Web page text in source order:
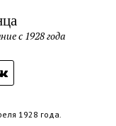
с 1928 года
1928 года.